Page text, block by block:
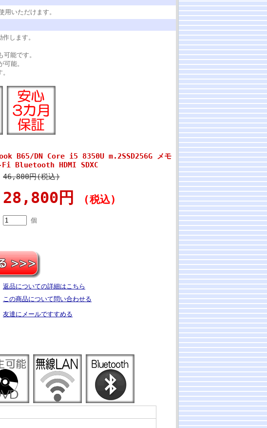
いただけます。
します。
能です。
能。
B65/DN Core i5 8350U m.2SSD256G メモ
Fi Bluetooth HDMI SDXC
46,800円(税込)
28,800円 (税込)
個
返品についての詳細はこちら
この商品について問い合わせる
友達にメールですすめる